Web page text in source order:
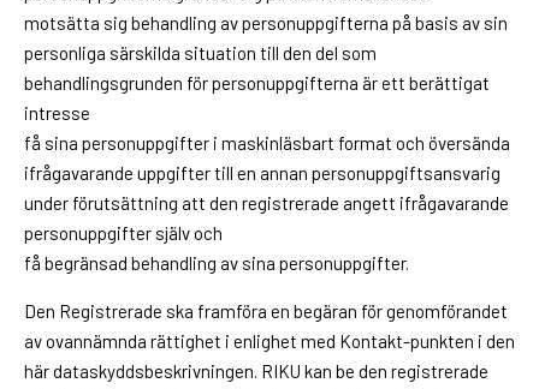
motsätta sig behandling av personuppgifterna på basis av sin
personliga särskilda situation till den del som
behandlingsgrunden för personuppgifterna är ett berättigat
intresse
få sina personuppgifter i maskinläsbart format och översända
ifrågavarande uppgifter till en annan personuppgiftsansvarig
under förutsättning att den registrerade angett ifrågavarande
personuppgifter själv och
få begränsad behandling av sina personuppgifter.
Den Registrerade ska framföra en begäran för genomförandet
av ovannämnda rättighet i enlighet med Kontakt-punkten i den
här dataskyddsbeskrivningen. RIKU kan be den registrerade